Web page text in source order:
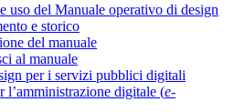
uso del Manuale operativo di design
e storico
del manuale
al manuale
per i servizi pubblici digitali
l’amministrazione digitale (e-